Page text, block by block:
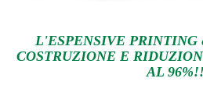
L'ESPENSIVE PRINTING
COSTRUZIONE E
AL 96%!!